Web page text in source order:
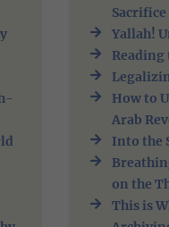
Yallah!
Reading
How to
Arab
Into the
on the
This is